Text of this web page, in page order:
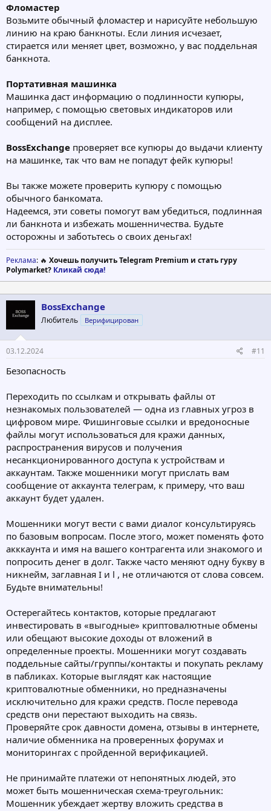
Фломастер
Возьмите обычный фломастер и нарисуйте небольшую
линию на краю банкноты. Если линия исчезает,
стирается или меняет цвет, возможно, у вас поддельная
банкнота.
Портативная машинка
Машинка даст информацию о подлинности купюры,
например, с помощью световых индикаторов или
сообщений на дисплее.
BossExchange проверяет все купюры до выдачи клиенту
на машинке, так что вам не попадут фейк купюры!
Вы также можете проверить купюру с помощью
обычного банкомата.
Надеемся, эти советы помогут вам убедиться, подлинная
ли банкнота и избежать мошенничества. Будьте
осторожны и заботьтесь о своих деньгах!
Реклама: 🔥 Хочешь получить Telegram Premium и стать гуру
Polymarket? Кликай сюда!
BossExchange
Любитель Верифицирован
03.12.2024 #11
Безопасность
Переходить по ссылкам и открывать файлы от
незнакомых пользователей — одна из главных угроз в
цифровом мире. Фишинговые ссылки и вредоносные
файлы могут использоваться для кражи данных,
распространения вирусов и получения
несанкционированного доступа к устройствам и
аккаунтам. Также мошенники могут прислать вам
сообщение от аккаунта телеграм, к примеру, что ваш
аккаунт будет удален.
Мошенники могут вести с вами диалог консультируясь
по базовым вопросам. После этого, может поменять фото
акккаунта и имя на вашего контрагента или знакомого и
попросить денег в долг. Также часто меняют одну букву в
никнейм, заглавная I и l , не отличаются от слова совсем.
Будьте внимательны!
Остерегайтесь контактов, которые предлагают
инвестировать в «выгодные» криптовалютные обмены
или обещают высокие доходы от вложений в
определенные проекты. Мошенники могут создавать
поддельные сайты/группы/контакты и покупать рекламу
в пабликах. Которые выглядят как настоящие
криптовалютные обменники, но предназначены
исключительно для кражи средств. После перевода
средств они перестают выходить на связь.
Проверяйте срок давности домена, отзывы в интернете,
наличие обменника на проверенных форумах и
мониторингах с пройденной верификацией.
Не принимайте платежи от непонятных людей, это
может быть мошенническая схема-треугольник:
Мошенник убеждает жертву вложить средства в